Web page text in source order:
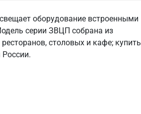
оборудование встроенными
серии ЗВЦП собрана из
столовых и кафе; купить